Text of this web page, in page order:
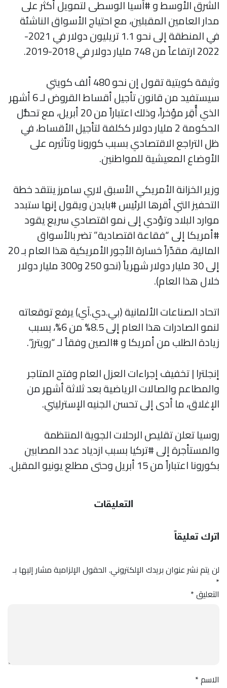
الشرق الأوسط و #آسيا الوسطى لتمويل أكثر على
مدار العامين المقبلين، مع احتياج الأسواق الناشئة
في المنطقة إلى نحو 1.1 تريليون دولار في 2021-
2022 ارتفاعاً من 748 مليار دولار في 2018-2019.
وثيقة كويتية تقول إن نحو 480 ألف كويتي
سيستفيد من قانون تأجيل أقساط القروض لـ 6 أشهر
الذي أُقِر مؤخراً، وذلك اعتباراً من 20 أبريل، مع تحمُّل
الحكومة 2 مليار دولار ككلفة لتأجيل الأقساط، في
ظل التراجع الاقتصادي بسبب كورونا وتأثيره على
الأوضاع المعيشية للمواطنين.
وزير الخزانة الأمريكي الأسبق لاري سامرز ينتقد خطة
التحفيز التي أقرها الرئيس #بايدن ويقول إنها ستبدد
موارد البلاد وتؤدي إلى نمو اقتصادي سريع يقود
#أمريكا إلى “فقاعة اقتصادية” تضر بالأسواق
المالية، مقدّراً خسارة الأجور الأمريكية هذا العام بـ 20
إلى 30 مليار دولار شهرياً (نحو 250 و300 مليار دولار
خلال هذا العام).
اتحاد الصناعات الألمانية (بي.دي.آي) يرفع توقعاته
لنمو الصادرات هذا العام إلى 8.5% من 6%، بسبب
زيادة الطلب من أمريكا و #الصين وفقاً لـ “رويترز”.
إنجلترا | تخفيف إجراءات العزل العام وفتح المتاجر
والمطاعم والصالات الرياضية بعد ثلاثة أشهر من
الإغلاق، ما أدى إلى تحسن الجنيه الإسترليني.
روسيا تعلن تقليص الرحلات الجوية المنتظمة
والمستأجرة إلى #تركيا بسبب ازدياد عدد المصابين
بكورونا اعتباراً من 15 أبريل وحتى مطلع يونيو المقبل.
التعليقات
اترك تعليقاً
لن يتم نشر عنوان بريدك الإلكتروني. الحقول الإلزامية مشار إليها بـ
*
التعليق*
الاسم*